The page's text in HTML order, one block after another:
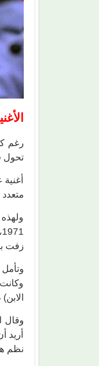
رغم
تحول
زفت
وقال
أريد
نظم